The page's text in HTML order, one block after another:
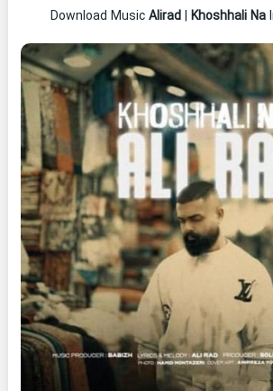
Download Music Alirad | Khoshhali Na